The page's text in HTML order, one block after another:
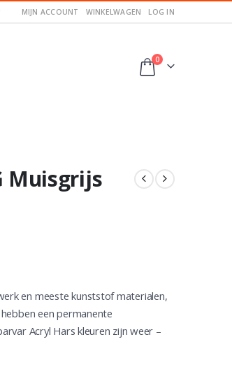
MIJN ACCOUNT WINKELWAGEN LOG IN
0
Muisgrijs
en meeste kunststof materialen,
een permanente
Acryl Hars kleuren zijn weer –